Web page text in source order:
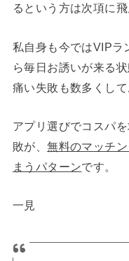
るという方は次項に
私自身も今ではVIPラ
ら毎日お誘いが来る
痛い失敗も数多くし
アプリ選びでコスパ
敗が、無料のマッチ
まうパターンです。
一見